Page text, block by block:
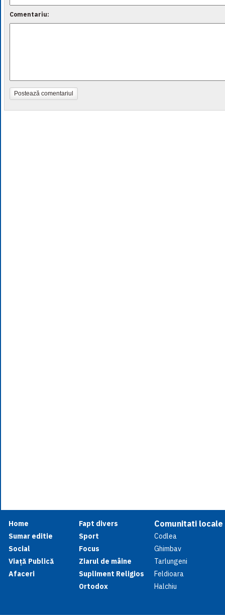
Comentariu:
Postează comentariul
Home
Sumar editie
Social
Viață Publică
Afaceri
Fapt divers
Sport
Focus
Ziarul de mâine
Supliment Religios
Ortodox
Comunitati locale
Codlea
Ghimbav
Tarlungeni
Feldioara
Halchiu